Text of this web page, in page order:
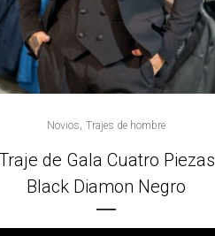
Novios,Trajes de hombre
Traje de Gala Cuatro Piezas
Black Diamon Negro